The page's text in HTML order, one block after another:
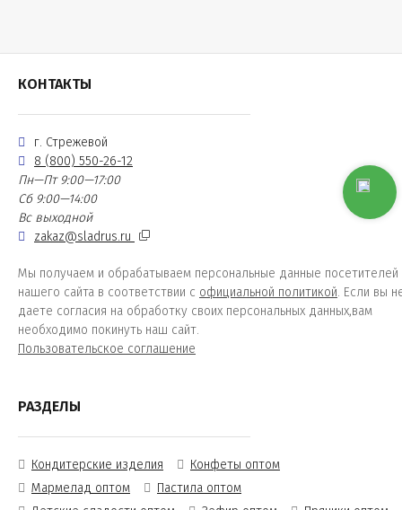
КОНТАКТЫ
г. Стрежевой
8 (800) 550-26-12
Пн—Пт 9:00—17:00
Сб 9:00—14:00
Вс выходной
zakaz@sladrus.ru
Мы получаем и обрабатываем персональные данные посетителей
нашего сайта в соответствии с официальной политикой. Если вы
даете согласия на обработку своих персональных данных,вам
необходимо покинуть наш сайт.
Пользовательское соглашение
РАЗДЕЛЫ
Кондитерские изделия
Конфеты оптом
Мармелад оптом
Пастила оптом